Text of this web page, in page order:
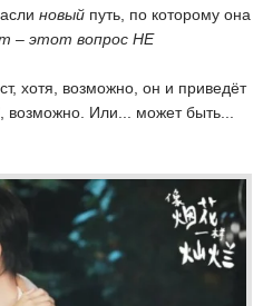
новый путь, по которому она
– этот вопрос НЕ
хотя, возможно, он и приведёт
возможно. Или... может быть...